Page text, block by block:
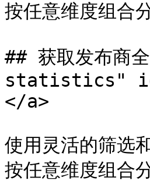
按任意维度组合
## 获取发布
statistics"
</a>
使用灵活的筛选
按任意维度组合